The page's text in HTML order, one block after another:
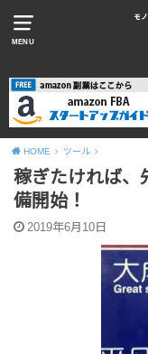
MENU
HOME ツール
稼ぎたければ、
備開始！
2019年6月10日